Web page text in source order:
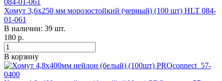
Хомут 3,6х250 мм морозостойкий (черный) (100 шт) HLT 084-
01-061
В наличии: 39 шт.
180 р.
В корзину